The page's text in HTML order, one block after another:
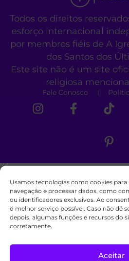
Usamos tecnologias como cookies
navegação e processar dados, como
ou identificadores exclusivos. Ao
o melhor serviço possível. Caso não dê
depois, algumas funções e recursos do
corretamente.
Aceitar
Todos os direitos
esforço internacional
por membros fiéis de A
dos Santos dos
Este site não é um site
religiosa
Fale Conosco